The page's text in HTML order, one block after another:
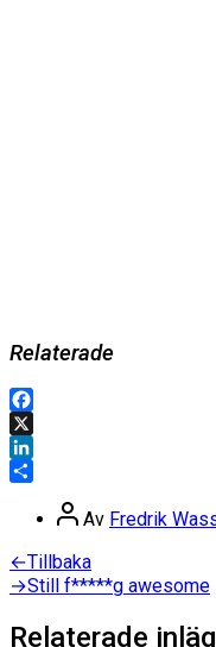
Relaterade
Facebook
X
LinkedIn
Inläggsförfattare
Av Fredrik
Inläggsnavigering
←Föregående
inlägg:
Tillbaka
→Nästa
Still f*****g awesome
Relaterade